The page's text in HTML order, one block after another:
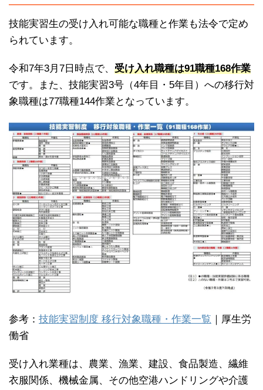
技能実習生の受け入れ可能な職種と作業も法令で定め
られています。
令和7年3月7日時点で、 受け入れ職種は91職種168作業
です。また、技能実習3号（4年目・5年目）への移行対
象職種は77職種144作業となっています。
参考： 技能実習制度 移行対象職種・作業一覧 ｜厚生労
働省
受け入れ業種は、農業、漁業、建設、食品製造、繊維
衣服関係、機械金属、その他空港ハンドリングや介護